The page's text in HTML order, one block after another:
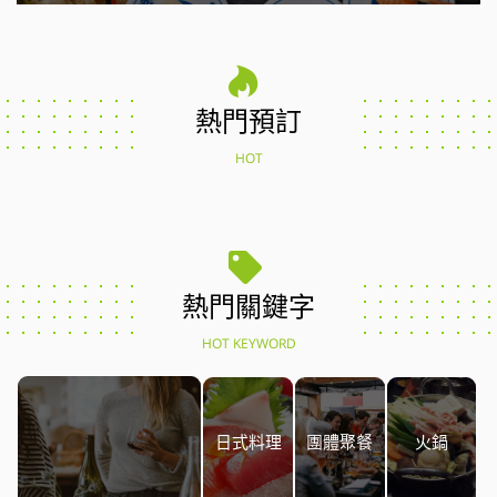
熱門預訂
HOT
熱門關鍵字
HOT KEYWORD
日式料理 團體聚餐 火鍋